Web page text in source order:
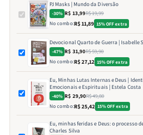
PJ Masks | Mundo da Diversão
-30% R$ 13,99R$ 19,99
No combo:R$ 11,89 15% OFF extra
Devocional Quarto de Guerra | Isabelle
-47% R$ 31,90R$ 59,90
No combo:R$ 27,12 15% OFF extra
Eu, Minhas Lutas Internas e Deus |
Emocionais e Espirituais | Estela Costa
-40% R$ 29,90R$ 49,80
No combo:R$ 25,42 15% OFF extra
Eu, minhas feridas e Deus: o processo
Charles Silva